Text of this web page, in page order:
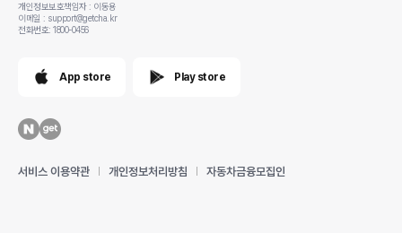
개인정보보호책임자 : 이동용
이메일 : support@getcha.kr
전화번호: 1800-0456
App store Play store
서비스 이용약관 개인정보처리방침 자동차금융모집인